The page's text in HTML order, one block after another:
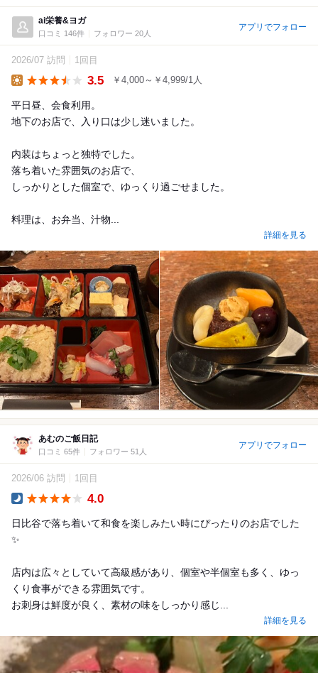
ai栄養&ヨガ
口コミ 146件 フォロワー 20人
アプリでフォロー
2026/07 訪問 1回目
3.5 ￥4,000～￥4,999/1人
平日昼、会食利用。
地下のお店で、入り口は少し迷いました。
内装はちょっと独特でした。
落ち着いた雰囲気のお店で、
しっかりとした個室で、ゆっくり過ごせました。
料理は、お弁当、汁物...
詳細を見る
あむのご飯日記
口コミ 65件 フォロワー 51人
アプリでフォロー
2026/06 訪問 1回目
4.0
日比谷で落ち着いて和食を楽しみたい時にぴったりのお店でした
✨
店内は広々としていて高級感があり、個室や半個室も多く、ゆっ
くり食事ができる雰囲気です。
お刺身は鮮度が良く、素材の味をしっかり感じ...
詳細を見る